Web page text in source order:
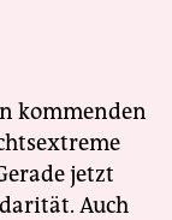
kommenden
jetzt
Auch